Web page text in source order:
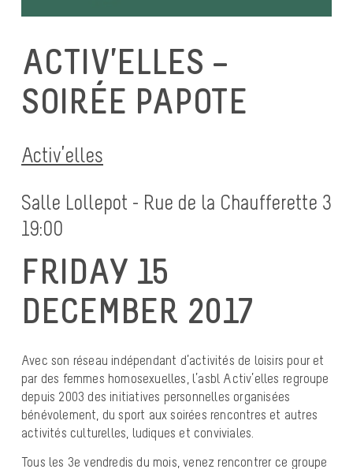
ACTIV’ELLES –
SOIRÉE PAPOTE
Activ’elles
Salle Lollepot - Rue de la Chaufferette 3
19:00
FRIDAY 15
DECEMBER 2017
Avec son réseau indépendant d’activités de loisirs pour et
par des femmes homosexuelles, l’asbl Activ’elles regroupe
depuis 2003 des initiatives personnelles organisées
bénévolement, du sport aux soirées rencontres et autres
activités culturelles, ludiques et conviviales.
Tous les 3e vendredis du mois, venez rencontrer ce groupe